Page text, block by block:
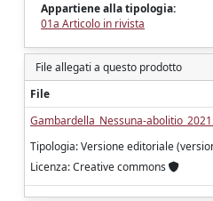
Appartiene alla tipologia:
01a Articolo in rivista
File allegati a questo prodotto
File
Gambardella_Nessuna-
Tipologia: Versione editoriale
Licenza: Creative commons